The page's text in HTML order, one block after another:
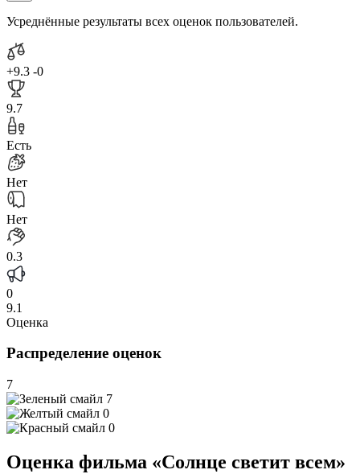
Усреднённые результаты всех оценок пользователей.
+9.3 -0
9.7
Есть
Нет
Нет
0.3
0
9.1
Оценка
Распределение оценок
7
7
0
0
Оценка фильма «Солнце светит всем»